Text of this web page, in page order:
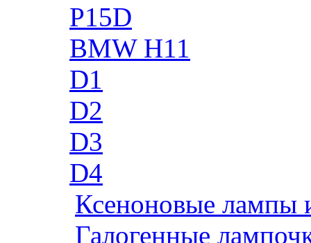
P15D
BMW H11
D1
D2
D3
D4
Ксеноновые лампы
Галогенные